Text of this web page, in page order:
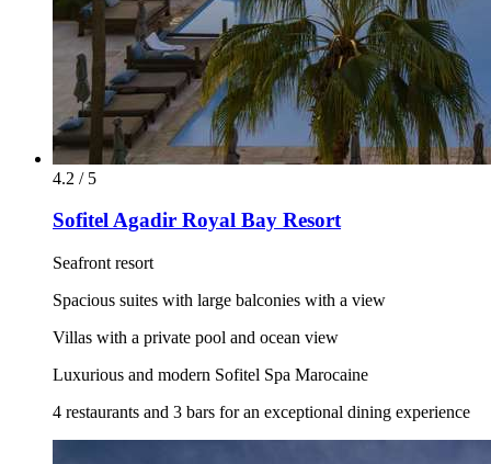
4.2 / 5
Sofitel Agadir Royal Bay Resort
Seafront resort
Spacious suites with large balconies with a view
Villas with a private pool and ocean view
Luxurious and modern Sofitel Spa Marocaine
4 restaurants and 3 bars for an exceptional dining experience